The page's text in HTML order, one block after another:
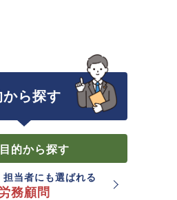
から探す
目的から探す
担当者にも選ばれる
務顧問